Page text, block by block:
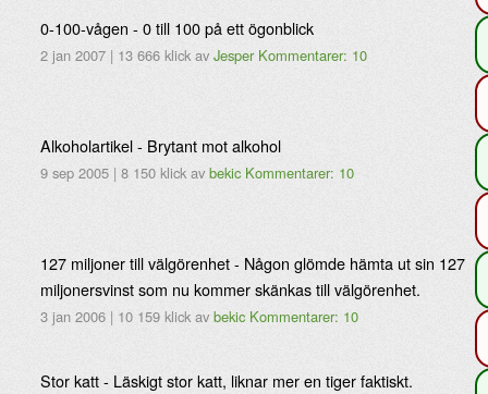
0-100-vågen - 0 till 100 på ett ögonblick
2 jan 2007 | 13 666 klick av Jesper Kommentarer: 10
Alkoholartikel - Brytant mot alkohol
9 sep 2005 | 8 150 klick av bekic Kommentarer: 10
127 miljoner till välgörenhet - Någon glömde hämta ut sin 127
miljonersvinst som nu kommer skänkas till välgörenhet.
3 jan 2006 | 10 159 klickav bekic Kommentarer: 10
Stor katt - Läskigt stor katt, liknar mer en tiger faktiskt.